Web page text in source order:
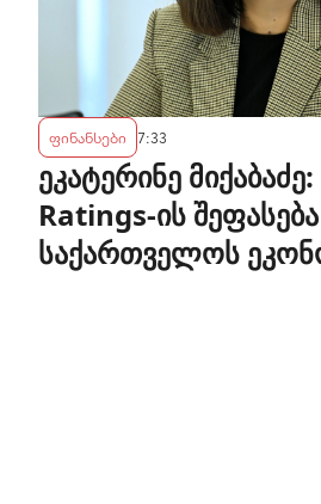
ფინანსები 7:33
ეკატერინე
Ratings-ის
საქართველოს